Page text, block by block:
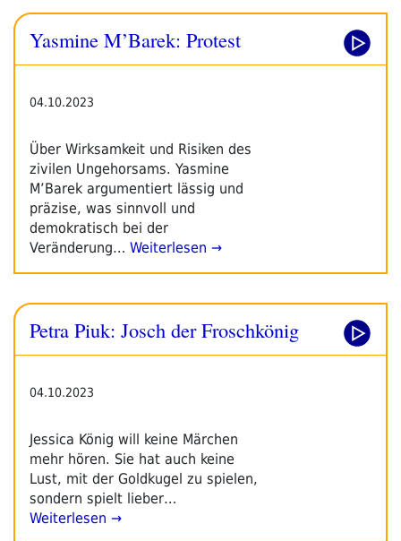
Yasmine M’Barek: Protest
04.10.2023
Über Wirksamkeit und Risiken des
zivilen Ungehorsams. Yasmine
M’Barek argumentiert lässig und
präzise, was sinnvoll und
demokratisch bei der
Veränderung… Weiterlesen →
Petra Piuk: Josch der Froschkönig
04.10.2023
Jessica König will keine Märchen
mehr hören. Sie hat auch keine
Lust, mit der Goldkugel zu spielen,
sondern spielt lieber…
Weiterlesen →